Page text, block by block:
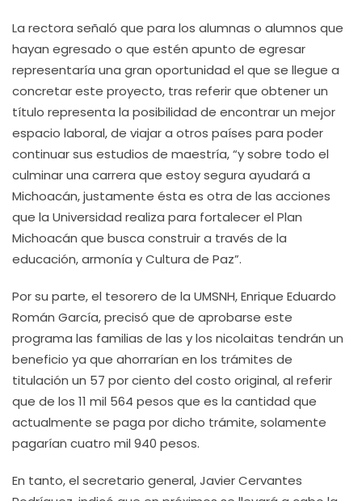
La rectora señaló que para los alumnas o alumnos que
hayan egresado o que estén apunto de egresar
representaría una gran oportunidad el que se llegue a
concretar este proyecto, tras referir que obtener un
título representa la posibilidad de encontrar un mejor
espacio laboral, de viajar a otros países para poder
continuar sus estudios de maestría, “y sobre todo el
culminar una carrera que estoy segura ayudará a
Michoacán, justamente ésta es otra de las acciones
que la Universidad realiza para fortalecer el Plan
Michoacán que busca construir a través de la
educación, armonía y Cultura de Paz”.
Por su parte, el tesorero de la UMSNH, Enrique Eduardo
Román García, precisó que de aprobarse este
programa las familias de las y los nicolaitas tendrán un
beneficio ya que ahorrarían en los trámites de
titulación un 57 por ciento del costo original, al referir
que de los 11 mil 564 pesos que es la cantidad que
actualmente se paga por dicho trámite, solamente
pagarían cuatro mil 940 pesos.
En tanto, el secretario general, Javier Cervantes